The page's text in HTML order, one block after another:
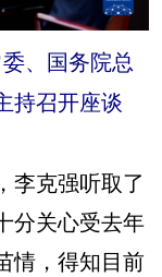
한국어
、国务院总
持召开座谈
克强听取了
分关心受去年
情，得知目前